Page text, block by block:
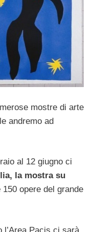
mostre di arte
andremo ad
al 12 giugno ci
la mostra su
opere del grande